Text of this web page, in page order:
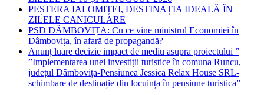
PEȘTERA IALOMIȚEI, DESTINAȚIA IDEALĂ ÎN
ZILELE CANICULARE
PSD DÂMBOVIȚA: Cu ce vine ministrul Economiei în
Dâmbovița, în afară de propagandă?
Anunț luare decizie impact de mediu asupra proiectului ”
”Implementarea unei investiții turistice în comuna Runcu,
județul Dâmbovița-Pensiunea Jessica Relax House SRL-
schimbare de destinație din locuința în pensiune turistica”